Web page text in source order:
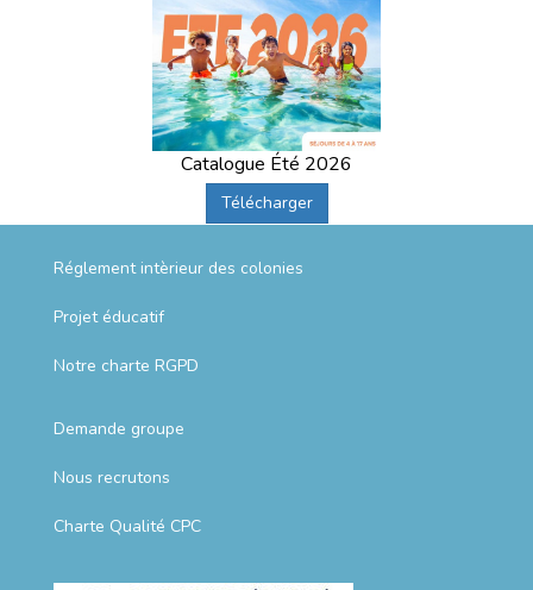
Catalogue Été 2026
Télécharger
Réglement intèrieur des colonies
Projet éducatif
Notre charte RGPD
Demande groupe
Nous recrutons
Charte Qualité CPC